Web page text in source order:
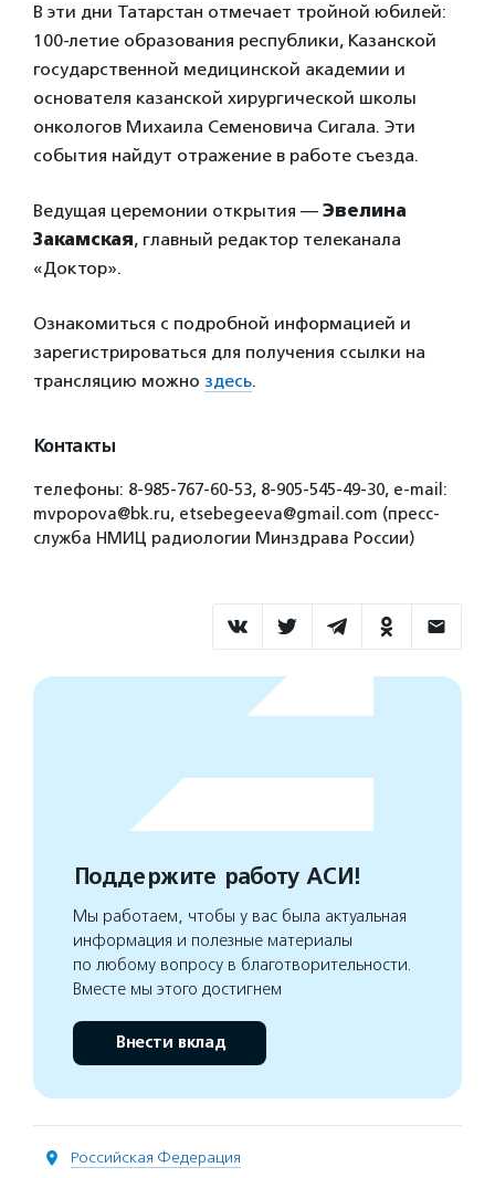
В эти дни Татарстан отмечает тройной юбилей:
100-летие образования республики, Казанской
государственной медицинской академии и
основателя казанской хирургической школы
онкологов Михаила Семеновича Сигала. Эти
события найдут отражение в работе съезда.
Ведущая церемонии открытия — Эвелина
Закамская, главный редактор телеканала
«Доктор».
Ознакомиться с подробной информацией и
зарегистрироваться для получения ссылки на
трансляцию можно здесь.
Контакты
телефоны: 8-985-767-60-53, 8-905-545-49-30, e-mail:
mvpopova@bk.ru, etsebegeeva@gmail.com (пресс-
служба НМИЦ радиологии Минздрава России)
Поддержите работу АСИ!
Мы работаем, чтобы у вас была актуальная
информация и полезные материалы
по любому вопросу в благотворительности.
Вместе мы этого достигнем
Внести вклад
Российская Федерация